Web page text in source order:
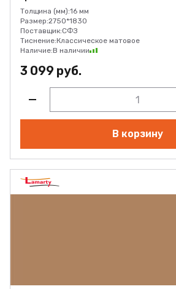
Толщина (мм):16 мм
Размер:2750*1830
Поставщик:СФЗ
Тиснение:Классическое матовое
Наличие:В наличии
3 099 руб.
В корзину